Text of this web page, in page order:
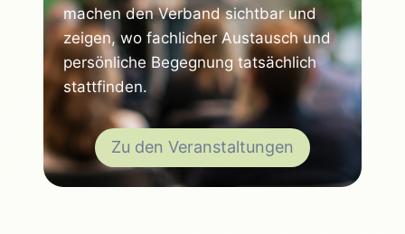
machen den Verband sichtbar und
zeigen, wo fachlicher Austausch und
persönliche Begegnung tatsächlich
stattfinden.
Zu den Veranstaltungen